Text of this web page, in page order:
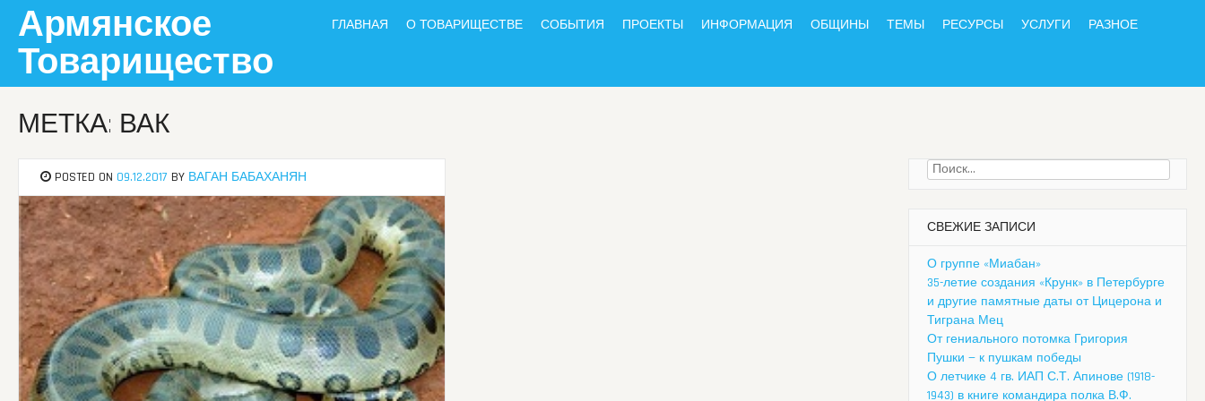
content
Армянское
Товарищество
ГЛАВНАЯ О ТОВАРИЩЕСТВЕ СОБЫТИЯ ПРОЕКТЫ ИНФОРМАЦИЯ ОБЩИНЫ ТЕМЫ РЕСУРСЫ УСЛУГИ РАЗНОЕ
МЕТКА: ВАК
POSTED ON 09.12.2017 BY ВАГАН БАБАХАНЯН
Найти:
СВЕЖИЕ ЗАПИСИ
О группе «Миабан»
35-летие создания «Крунк» в Петербурге
и другие памятные даты от Цицерона и
Тиграна Мец
От гениального потомка Григория
Пушки — к пушкам победы
О летчике 4 гв. ИАП С.Т. Апинове (1918-
1943) в книге командира полка В.Ф.